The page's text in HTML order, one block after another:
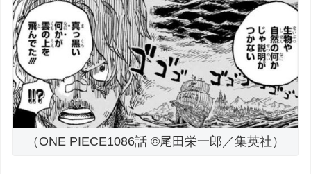
（ONE PIECE1086話 ©尾田栄一郎／集英社）